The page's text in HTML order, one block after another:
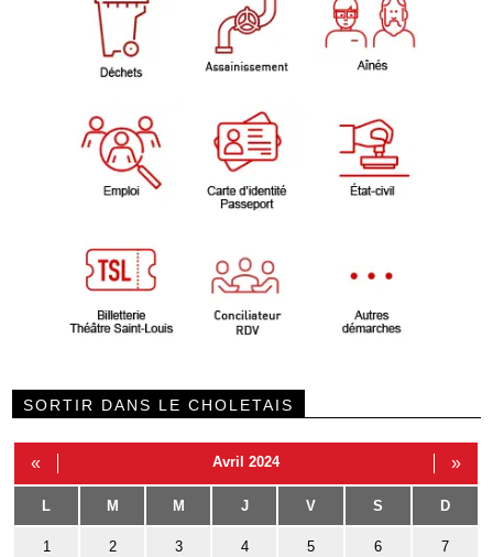
SORTIR DANS LE CHOLETAIS
« Avril 2024 »
L M M J V S D
1 2 3 4 5 6 7